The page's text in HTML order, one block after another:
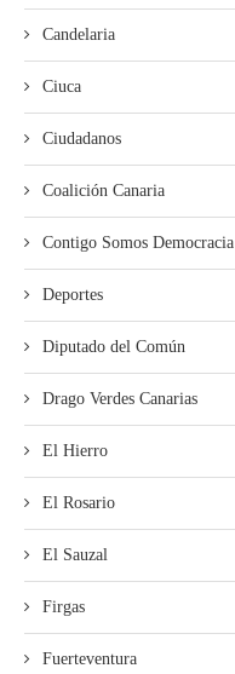
Candelaria
Ciuca
Ciudadanos
Coalición Canaria
Contigo Somos Democracia
Deportes
Diputado del Común
Drago Verdes Canarias
El Hierro
El Rosario
El Sauzal
Firgas
Fuerteventura